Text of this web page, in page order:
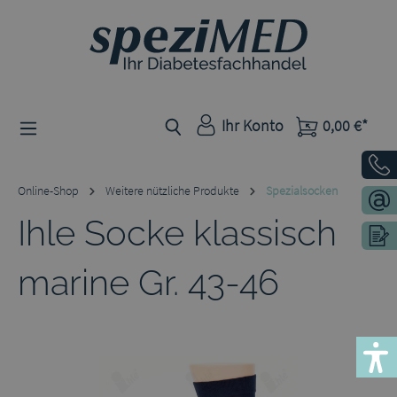
Zum Hauptinhalt springen
Ihr Konto 0,00 €*
Online-Shop Weitere nützliche Produkte Spezialsocken
Ihle Socke klassisch
marine Gr. 43-46